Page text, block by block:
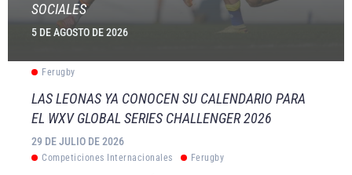
SOCIALES
5 DE AGOSTO DE 2026
Ferugby
LAS LEONAS YA CONOCEN SU CALENDARIO PARA
EL WXV GLOBAL SERIES CHALLENGER 2026
29 DE JULIO DE 2026
Competiciones Internacionales Ferugby